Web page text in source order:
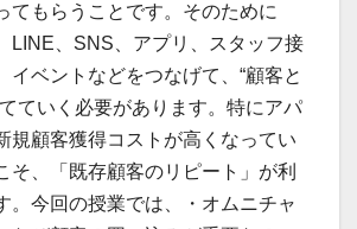
てもらうことです。そのために
LINE、SNS、アプリ、スタッフ接
イベントなどをつなげて、“顧客と
ていく必要があります。特にアパ
規顧客獲得コストが高くなってい
そ、「既存顧客のリピート」が利
。今回の授業では、・オムニチャ